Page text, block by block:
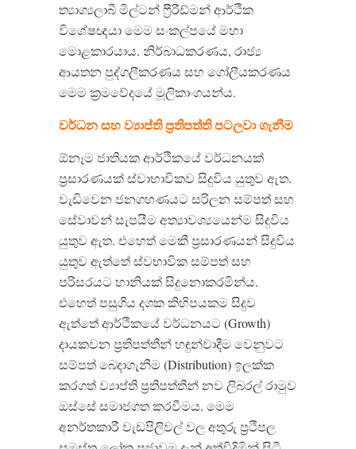
ත්‍යාග්‍යලාබී මිල්ටන් ෆ්‍රීරීඩ්මන් ආර්ථික
විශේෂඥයා මෙම සංකල්පයේ මහා
මොළකාරයාය. නිර්බාධකරණය, රාජ්‍ය
ආයතන පුද්ගලීකරණය සහ ගෝලීයකරණය
මෙම ක්‍රමවේදයේ මූලිකාංගයන්ය.
වර්ධන සහ ව්‍යාප්ති ප්‍රතිපත්ති පටලවා ගැනීම
ඕනෑම ජාතියක ආර්ථිකයේ වර්ධනයක්
ප්‍රසාරණයක් ස්වාභාවිකව සිදුවිය යුතුව ඇත.
වැඩිවෙන ජනගහණයට සරිලන සම්පත් සහ
සේවාවන් සැපයීම අත්‍යාවශ්‍යයෙන්ම සිදුවිය
යුතුව ඇත. එහෙත් මෙකී ප්‍රසාරණයන් සිදුවිය
යුතුව ඇත්තේ ස්වභාවික සම්පත් සහ
පරිසරයට හානියක් සිදුනොකරමින්ය.
එහෙත් පසුගිය දශක කිහිපයකම සිදුව
ඇත්තේ ආර්ථිකයේ වර්ධනයට (Growth)
දායකවන ප්‍රතිපත්තීන් හඳුන්වාදීම වෙනුවට
සම්පත් බෙදාගැනීම (Distribution) ඉලක්ක
කරගත් ව්‍යාප්ති ප්‍රතිපත්තීන් නව ලිබරල් රාමුව
ඔස්සේ සමාජගත කරවීමය. මෙම
අනර්තකාරී වැඩපිලි‍වල් වල අතුරු ප්‍රථිපල